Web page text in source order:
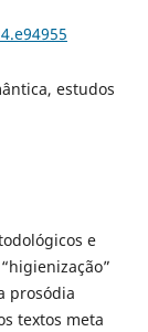
estudos
e
prosódia
textos meta